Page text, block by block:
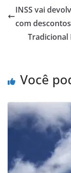
INSS vai
com
Tradicional
Você